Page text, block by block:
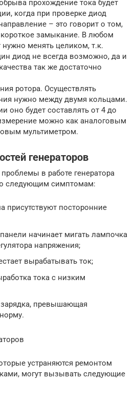
прохождение тока будет
когда при проверке диод
– это говорит о том,
замыкание. В любом
менять целиком, т.к.
диод не всегда возможно, да и
так же достаточно
ротора. Осуществлять
нужно между двумя кольцами.
оно будет составлять от 4 до
можно как аналоговым
мультиметром.
генераторов
в работе генератора
следующим симптомам:
присутствуют посторонние
начинает мигать лампочка
напряжения;
вырабатывать ток;
тока с низким
зарядка, превышающая
устраняются ремонтом
могут вызывать следующие